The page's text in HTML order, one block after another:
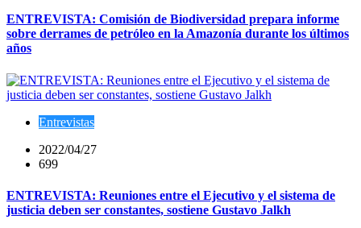
ENTREVISTA: Comisión de Biodiversidad prepara informe
sobre derrames de petróleo en la Amazonía durante los últimos
años
Entrevistas
2022/04/27
699
ENTREVISTA: Reuniones entre el Ejecutivo y el sistema de
justicia deben ser constantes, sostiene Gustavo Jalkh